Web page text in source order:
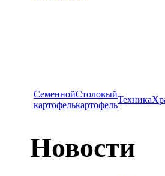
Cеменной
картофель
Столовый
картофель
Техника
Новости